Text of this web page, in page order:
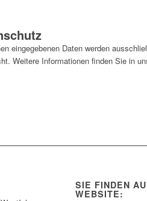
eingegebenen Daten werden
Weitere Informationen finden Sie in
SIE FINDEN
WEBSITE: